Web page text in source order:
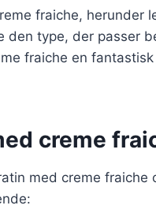
fraiche, herunder
type, der passer
fraiche en
creme
med creme fraiche